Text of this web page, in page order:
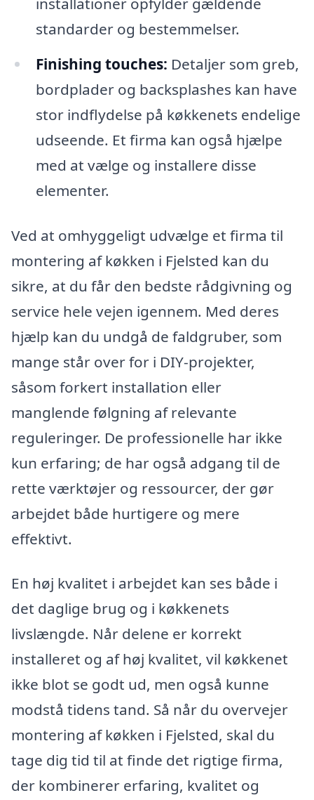
standarder og bestemmelser.
Finishing touches: Detaljer som greb,
bordplader og backsplashes kan have
stor indflydelse på køkkenets endelige
udseende. Et firma kan også hjælpe
med at vælge og installere disse
elementer.
Ved at omhyggeligt udvælge et firma til
montering af køkken i Fjelsted kan du
sikre, at du får den bedste rådgivning og
service hele vejen igennem. Med deres
hjælp kan du undgå de faldgruber, som
mange står over for i DIY-projekter,
såsom forkert installation eller
manglende følgning af relevante
reguleringer. De professionelle har ikke
kun erfaring; de har også adgang til de
rette værktøjer og ressourcer, der gør
arbejdet både hurtigere og mere
effektivt.
En høj kvalitet i arbejdet kan ses både i
det daglige brug og i køkkenets
livslængde. Når delene er korrekt
installeret og af høj kvalitet, vil køkkenet
ikke blot se godt ud, men også kunne
modstå tidens tand. Så når du overvejer
montering af køkken i Fjelsted, skal du
tage dig tid til at finde det rigtige firma,
der kombinerer erfaring, kvalitet og